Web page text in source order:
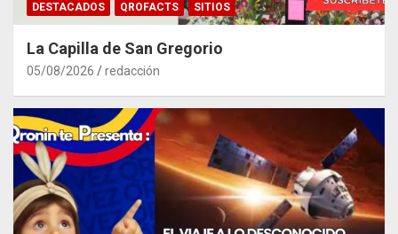
DESTACADOS QROFACTS SITIOS
La Capilla de San Gregorio
05/08/2026 redacción